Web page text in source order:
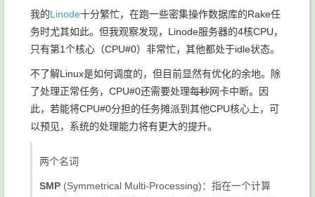
我的Linode十分繁忙，在跑一些密集操作数据库的Rake任
务时尤其如此。但我观察发现，Linode服务器的4核CPU，
只有第1个核心（CPU#0）非常忙，其他都处于idle状态。
不了解Linux是如何调度的，但目前显然有优化的余地。除
了处理正常任务，CPU#0还需要处理每秒网卡中断。因
此，若能将CPU#0分担的任务摊派到其他CPU核心上，可
以预见，系统的处理能力将有更大的提升。
两个名词
SMP (Symmetrical Multi-Processing)：指在一个计算